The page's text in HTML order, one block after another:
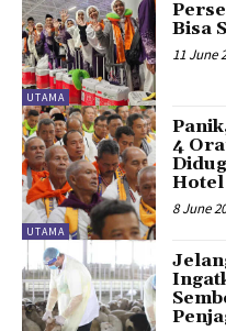
UTAMA
Bisa
11 June
UTAMA
4
Hotel
8 June